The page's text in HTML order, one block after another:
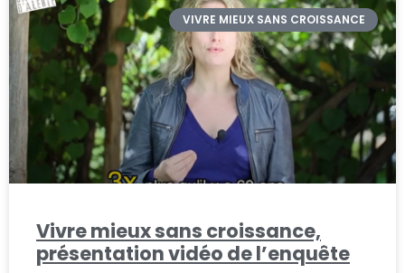
VIVRE MIEUX SANS CROISSANCE
Vivre mieux sans croissance,
présentation vidéo de l’enquête